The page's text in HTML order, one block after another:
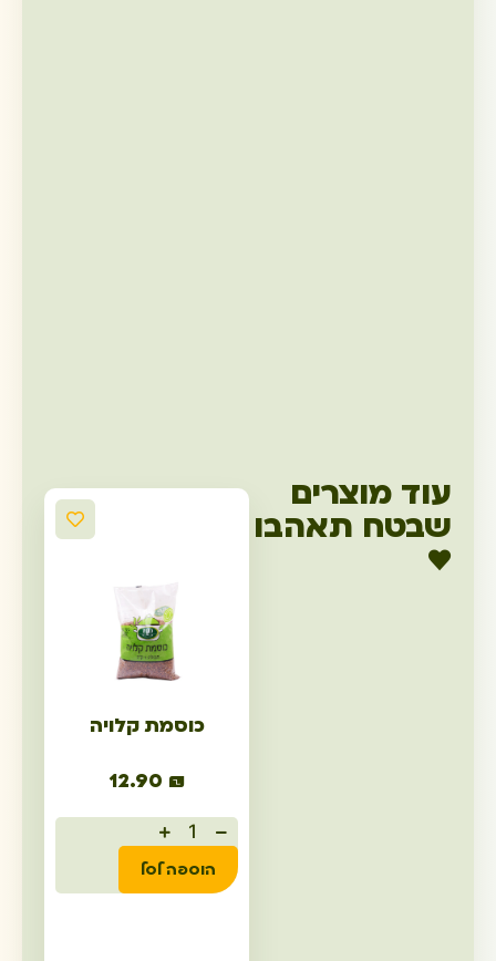
עוד מוצרים
שבטח תאהבו
♥
כוסמת קלויה
12.90 ₪
הוספה לסל